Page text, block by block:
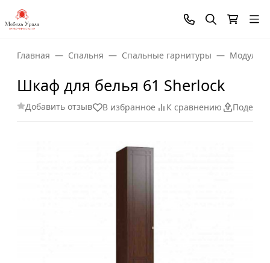
Главная Спальня Спальные гарнитуры
Шкаф для белья 61 Sherlock
Добавить отзыв В избранное К сравнению